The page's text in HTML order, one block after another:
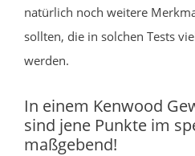
natürlich noch weitere
sollten, die in solchen Tests
werden.
In einem Kenwood
sind jene Punkte im
maßgebend!